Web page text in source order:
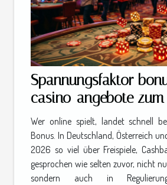
Spannungsfaktor
casino-angebote zum
werden
Wer online spielt, landet schnell
Bonus. In Deutschland, Österreich
2026 so viel über Freispiele,
gesprochen wie selten zuvor, nicht
sondern auch in